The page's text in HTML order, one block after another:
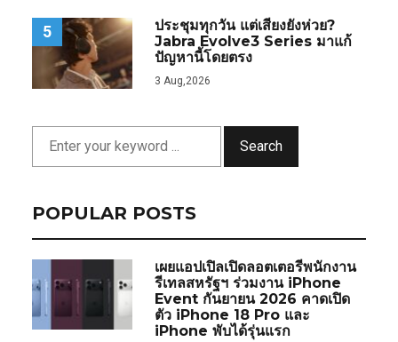
5
ประชุมทุกวัน แต่เสียงยังห่วย?
Jabra Evolve3 Series มาแก้
ปัญหานี้โดยตรง
3 Aug,2026
Search
POPULAR POSTS
เผยแอปเปิลเปิดลอตเตอรีพนักงาน
รีเทลสหรัฐฯ ร่วมงาน iPhone
Event กันยายน 2026 คาดเปิด
ตัว iPhone 18 Pro และ
iPhone พับได้รุ่นแรก